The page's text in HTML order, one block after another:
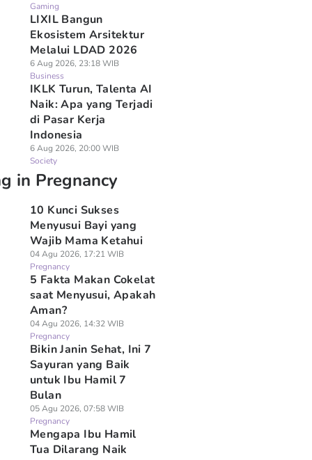
Gaming
LIXIL Bangun
Ekosistem Arsitektur
Melalui LDAD 2026
6 Aug 2026, 23:18 WIB
Business
IKLK Turun, Talenta AI
Naik: Apa yang Terjadi
di Pasar Kerja
Indonesia
6 Aug 2026, 20:00 WIB
Society
in Pregnancy
10 Kunci Sukses
Menyusui Bayi yang
Wajib Mama Ketahui
04 Agu 2026, 17:21 WIB
Pregnancy
5 Fakta Makan Cokelat
saat Menyusui, Apakah
Aman?
04 Agu 2026, 14:32 WIB
Pregnancy
Bikin Janin Sehat, Ini 7
Sayuran yang Baik
untuk Ibu Hamil 7
Bulan
05 Agu 2026, 07:58 WIB
Pregnancy
Mengapa Ibu Hamil
Tua Dilarang Naik